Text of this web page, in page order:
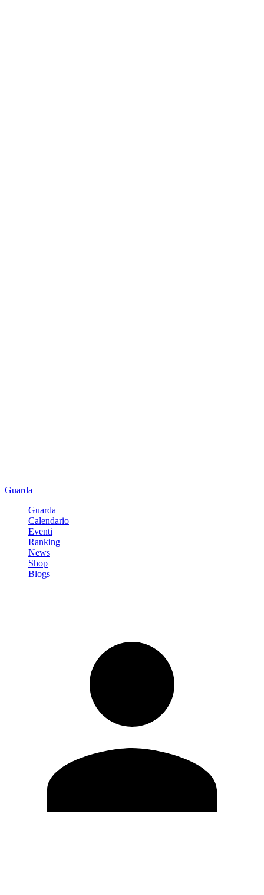
Guarda
Guarda
Calendario
Eventi
Ranking
News
Shop
Blogs